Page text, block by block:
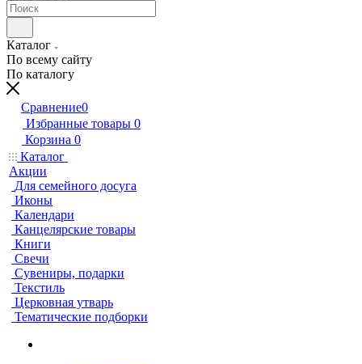
Каталог
По всему сайту
По каталогу
Сравнение0
Избранные товары 0
Корзина 0
Каталог
Акции
Для семейного досуга
Иконы
Календари
Канцелярские товары
Книги
Свечи
Сувениры, подарки
Текстиль
Церковная утварь
Тематические подборки